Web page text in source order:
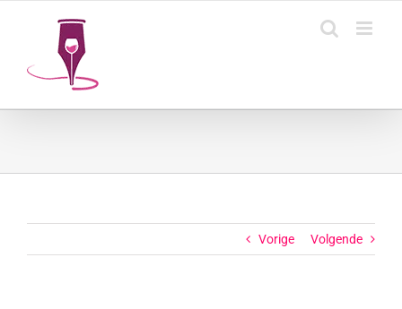
Vorige Volgende